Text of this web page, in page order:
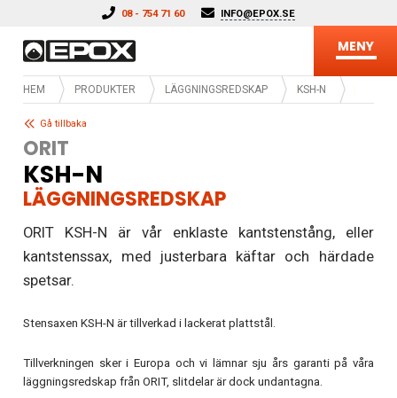
08 - 754 71 60 INFO@EPOX.SE
MENY
HEM PRODUKTER LÄGGNINGSREDSKAP KSH-N
Gå tillbaka
ORIT
KSH-N
LÄGGNINGSREDSKAP
ORIT KSH-N är vår enklaste kantstenstång, eller
kantstenssax, med justerbara käftar och härdade
spetsar.
Stensaxen KSH-N är tillverkad i lackerat plattstål.
Tillverkningen sker i Europa och vi lämnar sju års garanti på våra
läggningsredskap från ORIT, slitdelar är dock undantagna.